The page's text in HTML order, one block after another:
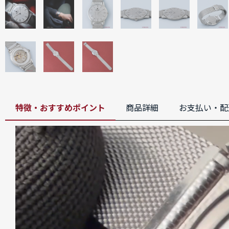
特徴・おすすめポイント 商品詳細 お支払い・